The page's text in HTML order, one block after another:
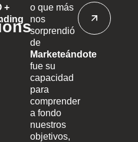
+
o que más
nos
sorprendió
de
Marketeándote
fue su
capacidad
para
comprender
a fondo
nuestros
objetivos,